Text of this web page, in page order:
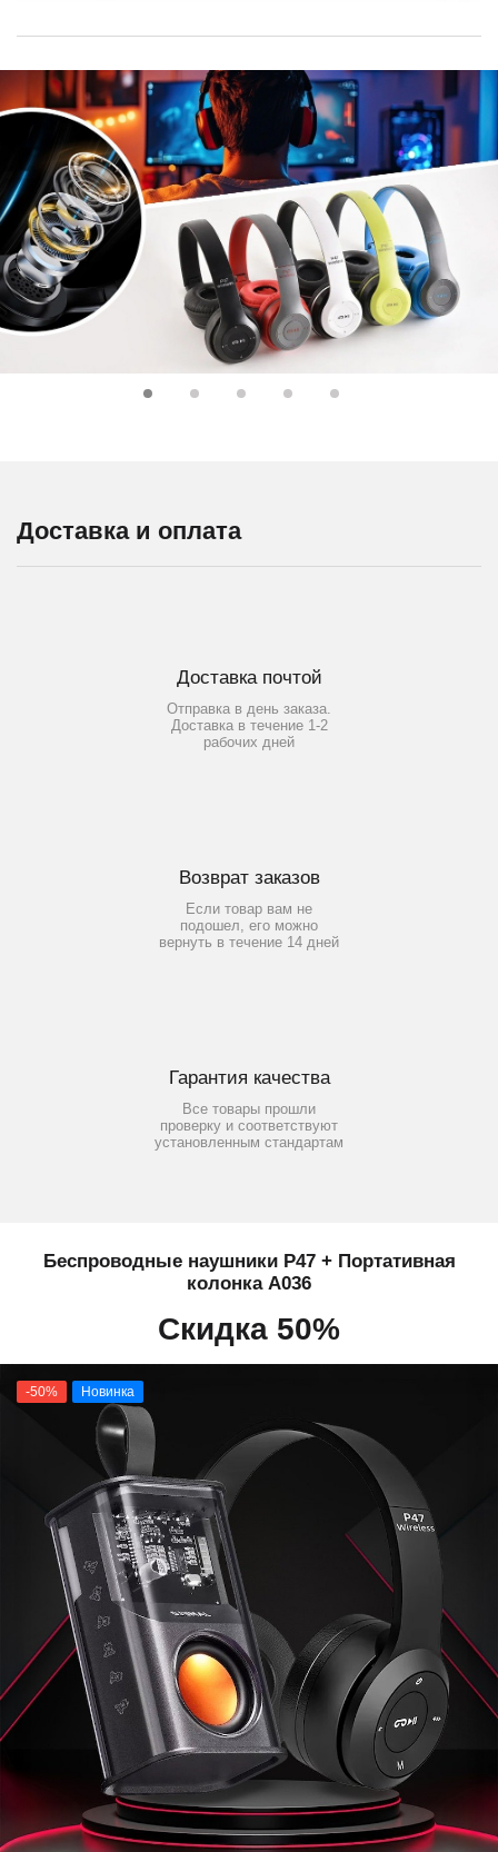
Доставка и оплата
Доставка почтой
Отправка в день заказа.
Доставка в течение 1-2
рабочих дней
Возврат заказов
Если товар вам не
подошел, его можно
вернуть в течение 14 дней
Гарантия качества
Все товары прошли
проверку и соответствуют
установленным стандартам
Беспроводные наушники P47 + Портативная
колонка A036
Скидка 50%
-50% Новинка